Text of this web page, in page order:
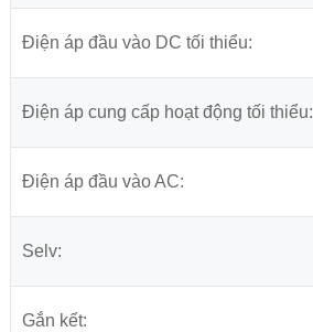
Điện áp đầu vào DC tối thiểu:
Điện áp cung cấp hoạt động tối thiểu:
Điện áp đầu vào AC:
Selv:
Gắn kết: